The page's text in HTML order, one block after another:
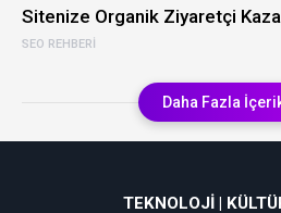
SEO REHBERI
Sitenize Organik Ziyaretçi
Daha Fazla
TEKNOLOJI |